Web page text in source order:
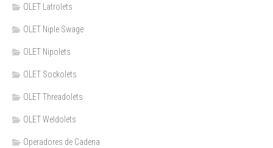
OLET Latrolets
OLET Niple Swage
OLET Nipolets
OLET Sockolets
OLET Threadolets
OLET Weldolets
Operadores de Cadena